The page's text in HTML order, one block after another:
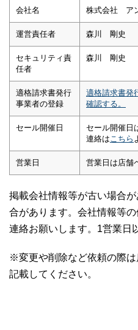
会社名 株式会社 ア
運営責任者 森川 剛史
セキュリティ責
任者
森川 剛史
適格請求書発行
事業者の登録
適格請求書発
確認する。
セール開催日
セール開催
連絡は こちら
営業日 営業日は店舗
掲載会社情報等が古い場合
合があります。会社情報等
連絡お願いします。1営業日
※変更や削除など依頼の際
記載してください。